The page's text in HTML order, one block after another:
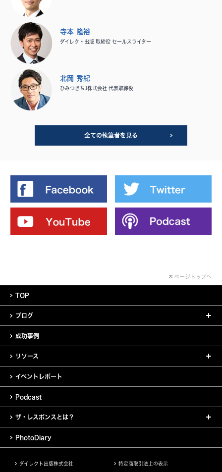
寺本 隆裕
ダイレクト出版 取締役 セールスライター
北岡 秀紀
ひみつきちJ株式会社 代表取締役
全ての執筆者を見る
ページトップへ
TOP
ブログ
成功事例
リソース
イベントレポート
Podcast
ザ・レスポンスとは？
PhotoDiary
ダイレクト出版株式会社 特定商取引法上の表示